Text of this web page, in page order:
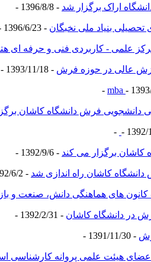
اراک برگزار شد - 1396/8/8 -
بنیاد ملی نخبگان - 1396/6/23 -
علمی - کاربردی فنی و حرفه ای
عالی در حوزه فرش - 1393/11/18 -
- 1393/
دانشجویی فرش دانشگاه کاشان
- 1392/
کاشان برگزار می کند - 1392/9/6 -
کاشان راه اندازی شد - 1392/6/2 -
کانون های هماهنگی دانش، صنعت و
در دانشگاه کاشان - 1392/2/31 -
- 1391/11/30 -
هیئت علمی پروانه کارشناسی